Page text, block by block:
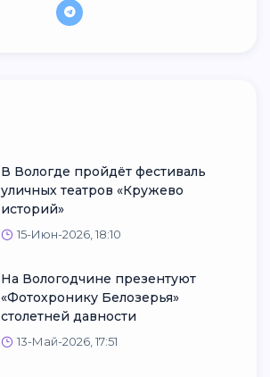
В Вологде пройдёт фестиваль
уличных театров «Кружево
историй»
15-Июн-2026, 18:10
На Вологодчине презентуют
«Фотохронику Белозерья»
столетней давности
13-Май-2026, 17:51